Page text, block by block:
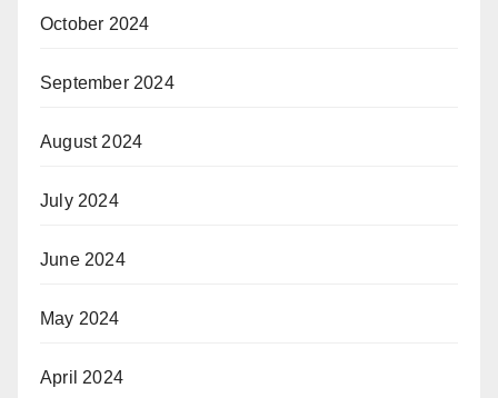
October 2024
September 2024
August 2024
July 2024
June 2024
May 2024
April 2024